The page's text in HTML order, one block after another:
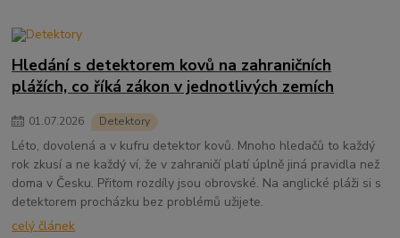
Hledání s detektorem kovů na zahraničních
plážích, co říká zákon v jednotlivých zemích
01.07.2026 Detektory
Léto, dovolená a v kufru detektor kovů. Mnoho hledačů to každý
rok zkusí a ne každý ví, že v zahraničí platí úplně jiná pravidla než
doma v Česku. Přitom rozdíly jsou obrovské. Na anglické pláži si s
detektorem procházku bez problémů užijete.
celý článek